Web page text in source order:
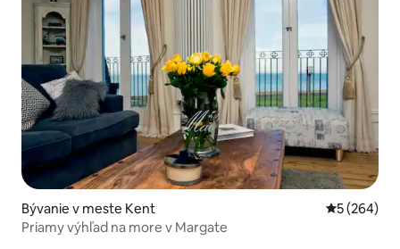
Bývanie v meste Kent Priemerné
5 (264)
Priamy výhľad na more v Margate